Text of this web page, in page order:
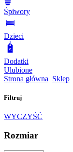
Śpiwory
Dzieci
Dodatki
Ulubione
Strona główna Sklep
Filtruj
WYCZYŚĆ
Rozmiar